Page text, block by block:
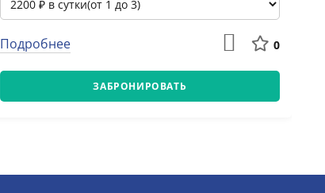
Подробнее 0
ЗАБРОНИРОВАТЬ